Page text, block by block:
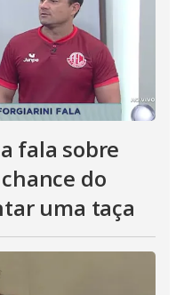
fala sobre
do
uma taça